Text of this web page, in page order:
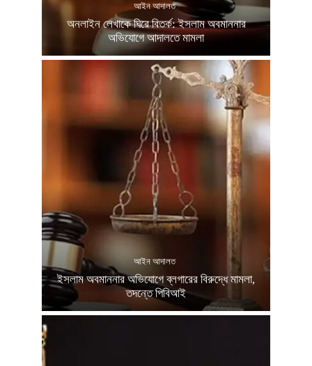
আইন আদালত
অনলাইন লেখাকে ঘিরে বিতর্ক: ইসলাম অবমাননার
অভিযোগে আদালতে মামলা
আইন আদালত
ইসলাম অবমাননার অভিযোগে ব্লগারের বিরুদ্ধে মামলা,
তদন্তে পিবিআই